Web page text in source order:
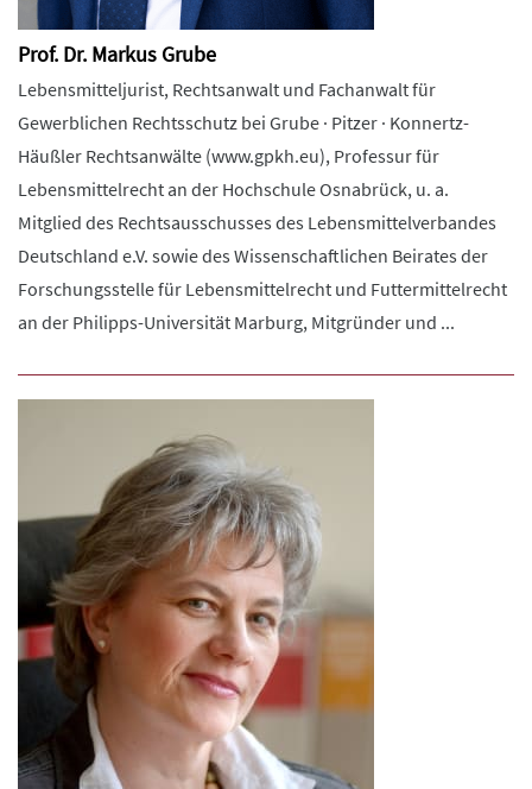
Prof. Dr. Markus Grube
Lebensmitteljurist, Rechtsanwalt und Fachanwalt für
Gewerblichen Rechtsschutz bei Grube · Pitzer · Konnertz-
Häußler Rechtsanwälte (www.gpkh.eu), Professur für
Lebensmittelrecht an der Hochschule Osnabrück, u. a.
Mitglied des Rechtsausschusses des Lebensmittelverbandes
Deutschland e.V. sowie des Wissenschaftlichen Beirates der
Forschungsstelle für Lebensmittelrecht und Futtermittelrecht
an der Philipps-Universität Marburg, Mitgründer und ...